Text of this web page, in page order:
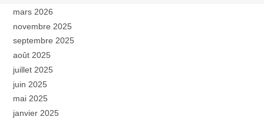
mars 2026
novembre 2025
septembre 2025
août 2025
juillet 2025
juin 2025
mai 2025
janvier 2025